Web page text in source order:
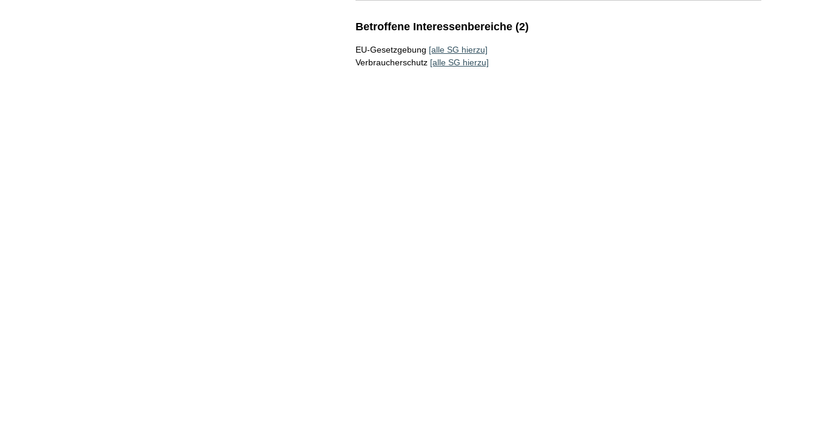
Betroffene Interessenbereiche (2)
EU-Gesetzgebung [alle SG hierzu]
Verbraucherschutz [alle SG hierzu]